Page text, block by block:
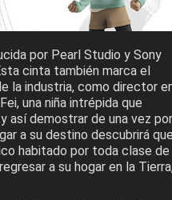
por Pearl Studio y Sony
cinta también marca el
la industria, como director
una niña intrépida que
así demostrar de una vez por
a su destino descubrirá
habitado por toda clase de
a su hogar en la